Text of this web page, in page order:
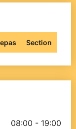
Section
08:00 - 19:00